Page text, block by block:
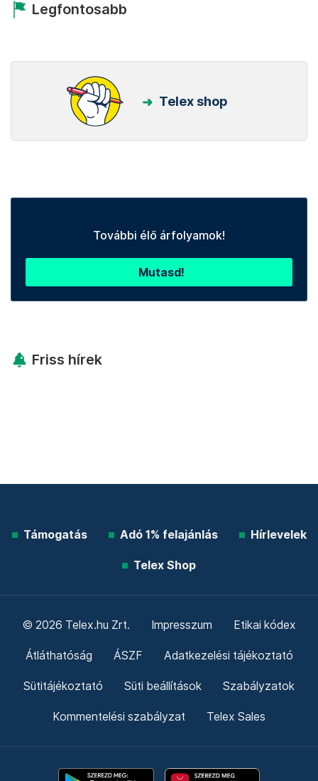
Legfontosabb
Telex shop
További élő árfolyamok!
Mutasd!
Friss hírek
Támogatás Adó 1% felajánlás Hírlevelek
Telex Shop
© 2026 Telex.hu Zrt. Impresszum Etikai kódex
Átláthatóság ÁSZF Adatkezelési tájékoztató
Sütitájékoztató Süti beállítások Szabályzatok
Kommentelési szabályzat Telex Sales